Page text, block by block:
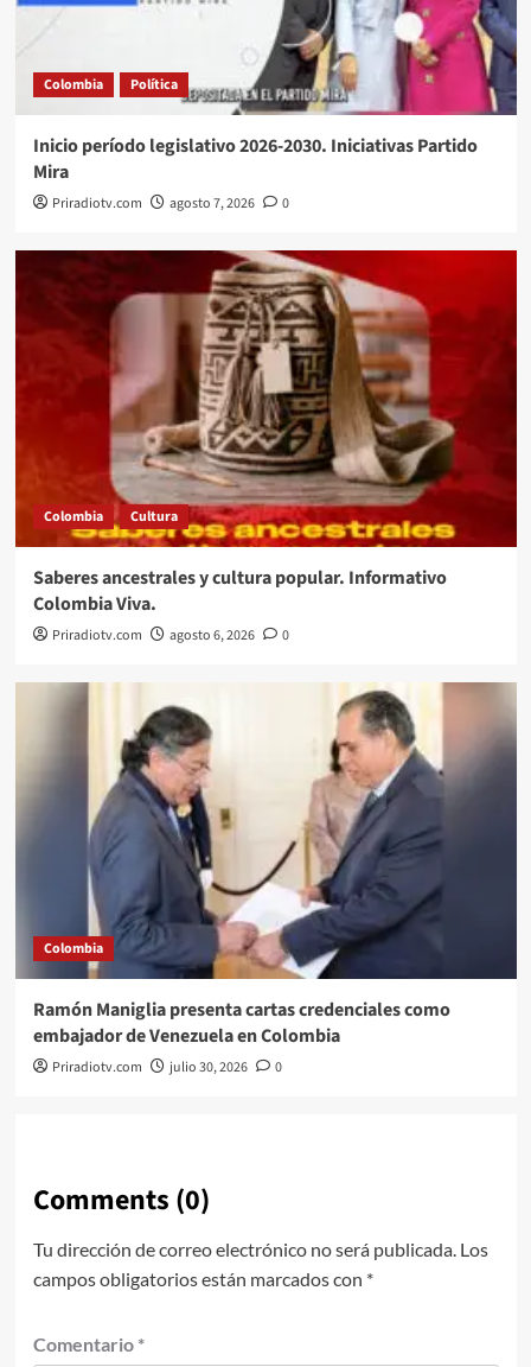
Colombia Política
Inicio período legislativo 2026-2030. Iniciativas Partido
Mira
Priradiotv.com agosto 7, 2026 0
Colombia Cultura
Saberes ancestrales y cultura popular. Informativo
Colombia Viva.
Priradiotv.com agosto 6, 2026 0
Colombia
Ramón Maniglia presenta cartas credenciales como
embajador de Venezuela en Colombia
Priradiotv.com julio 30, 2026 0
Comments (0)
Tu dirección de correo electrónico no será publicada. Los
campos obligatorios están marcados con *
Comentario *